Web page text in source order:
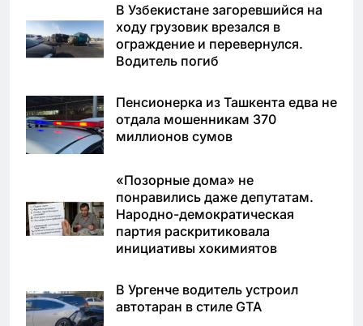
В Узбекистане загоревшийся на
ходу грузовик врезался в
ограждение и перевернулся.
Водитель погиб
Пенсионерка из Ташкента едва не
отдала мошенникам 370
миллионов сумов
«Позорные дома» не
понравились даже депутатам.
Народно-демократическая
партия раскритиковала
инициативы хокимиятов
В Ургенче водитель устроил
автотаран в стиле GTA